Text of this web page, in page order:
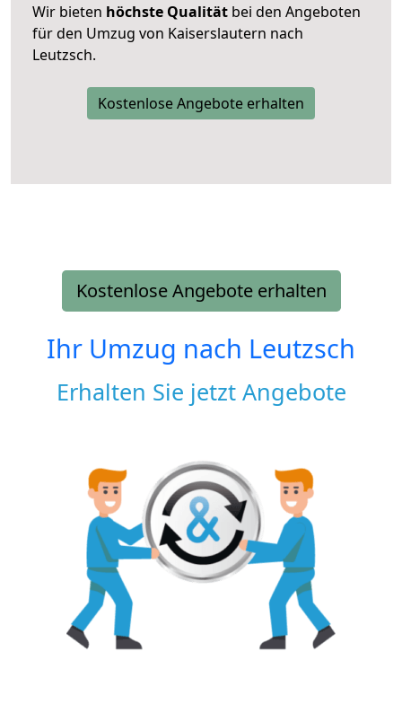
Wir bieten höchste Qualität bei den Angeboten
für den Umzug von Kaiserslautern nach
Leutzsch.
Kostenlose Angebote erhalten
Kostenlose Angebote erhalten
Ihr Umzug nach Leutzsch
Erhalten Sie jetzt Angebote